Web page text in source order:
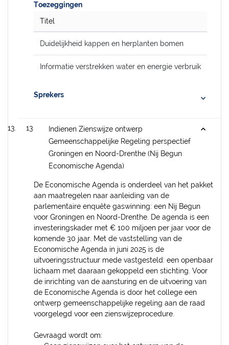
Toezeggingen
Titel
Duidelijkheid kappen en herplanten bomen
Informatie verstrekken water en energie verbruik
Sprekers
13
Indienen Zienswijze ontwerp
Gemeenschappelijke Regeling perspectief
Groningen en Noord-Drenthe (Nij Begun
Economische Agenda)
De Economische Agenda is onderdeel van het pakket
aan maatregelen naar aanleiding van de
parlementaire enquête gaswinning: een Nij Begun
voor Groningen en Noord-Drenthe. De agenda is een
investeringskader met € 100 miljoen per jaar voor de
komende 30 jaar. Met de vaststelling van de
Economische Agenda in juni 2025 is de
uitvoeringsstructuur mede vastgesteld: een openbaar
lichaam met daaraan gekoppeld een stichting. Voor
de inrichting van de aansturing en de uitvoering van
de Economische Agenda is door het college een
ontwerp gemeenschappelijke regeling aan de raad
voorgelegd voor een zienswijzeprocedure.
Gevraagd wordt om: